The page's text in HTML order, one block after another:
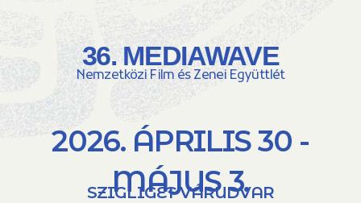
36. MEDIAWAVE
Nemzetközi Film és Zenei Együttlét
2026. ÁPRILIS 30 -
MÁJUS 3.
SZIGLIGET VÁRUDVAR